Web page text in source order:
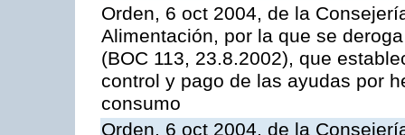
Orden, 6 oct 2004, de la
Alimentación, por la que se
(BOC 113, 23.8.2002), que
control y pago de las ayudas por
consumo
Orden, 6 oct 2004, de la